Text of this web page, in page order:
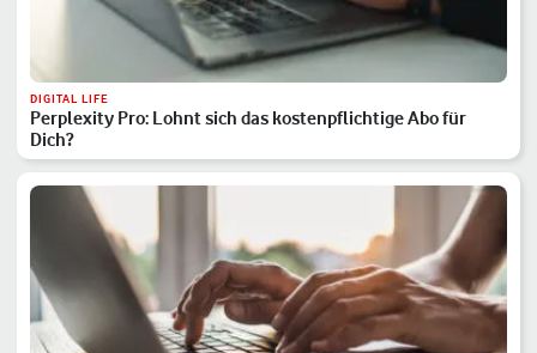
DIGITAL LIFE
Perplexity Pro: Lohnt sich das kostenpflichtige Abo für
Dich?